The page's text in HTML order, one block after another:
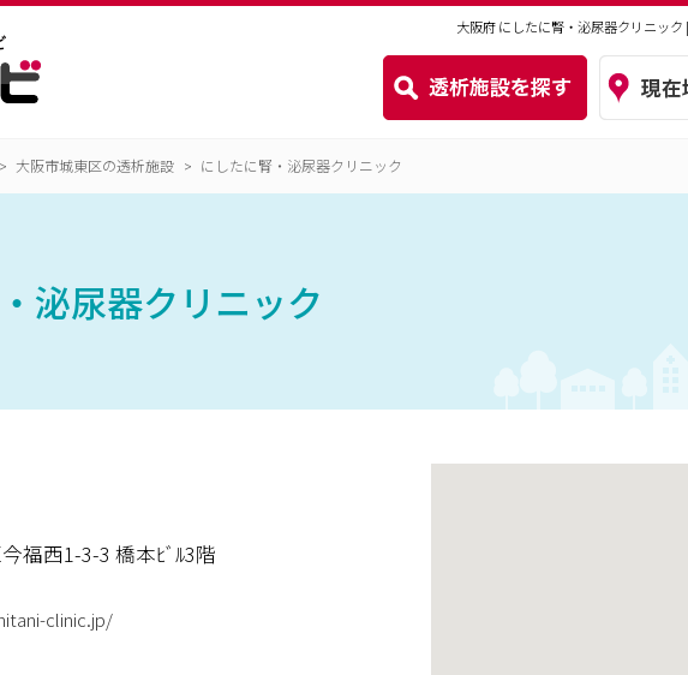
大阪府 にしたに腎・泌尿器クリニッ
大阪市城東区の透析施設 にしたに腎・泌尿器クリニック
泌尿器クリニック
福西1-3-3 橋本ﾋﾞﾙ3階
clinic.jp/